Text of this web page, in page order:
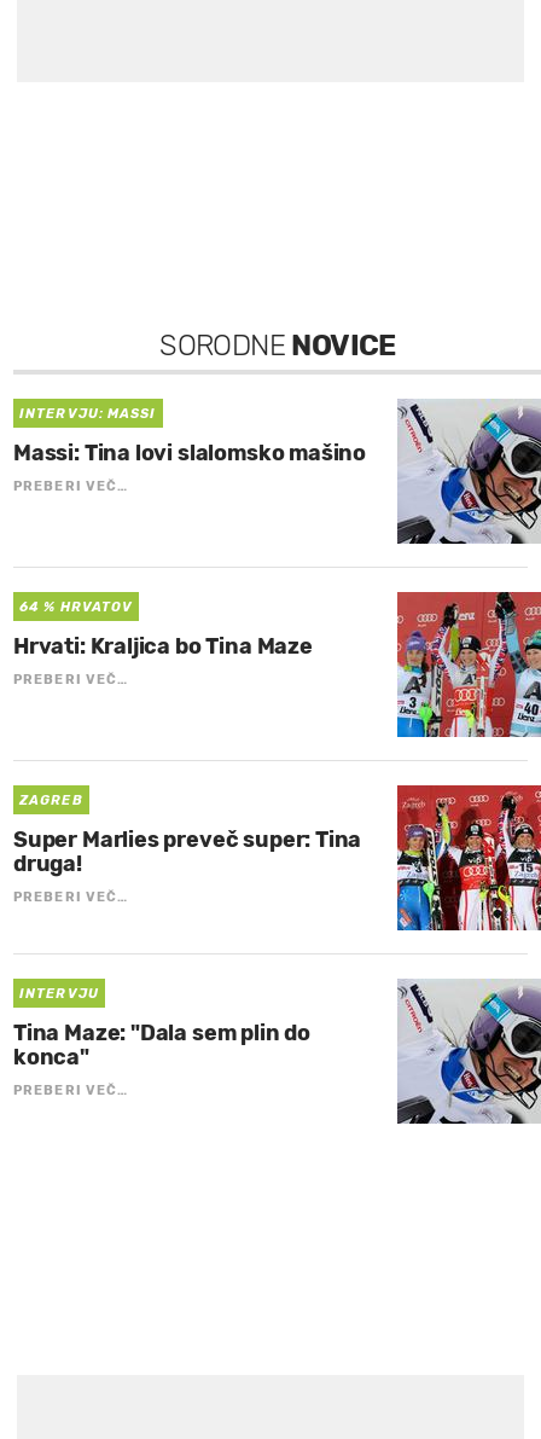
SORODNE NOVICE
INTERVJU: MASSI
Massi: Tina lovi slalomsko mašino
PREBERI VEČ…
64 % HRVATOV
Hrvati: Kraljica bo Tina Maze
PREBERI VEČ…
ZAGREB
Super Marlies preveč super: Tina
druga!
PREBERI VEČ…
INTERVJU
Tina Maze: "Dala sem plin do
konca"
PREBERI VEČ…